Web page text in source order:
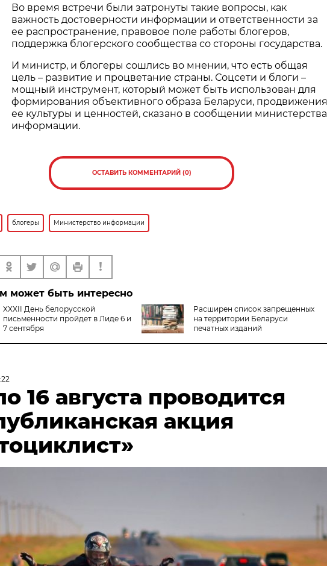
Во время встречи были затронуты такие вопросы, как
важность достоверности информации и ответственности за
ее распространение, правовое поле работы блогеров,
поддержка блогерского сообщества со стороны государства.
И министр, и блогеры сошлись во мнении, что есть общая
цель – развитие и процветание страны. Соцсети и блоги –
мощный инструмент, который может быть использован для
формирования объективного образа Беларуси, продвижения
ее культуры и ценностей, сказано в сообщении министерства
информации.
ОСТАВИТЬ КОММЕНТАРИЙ (0)
блогеры Министерство информации
может быть интересно
XXXII День белорусской
письменности пройдет в Лиде 6 и
7 сентября
Расширен список запрещенных
на территории Беларуси
печатных изданий
16 августа проводится
акция